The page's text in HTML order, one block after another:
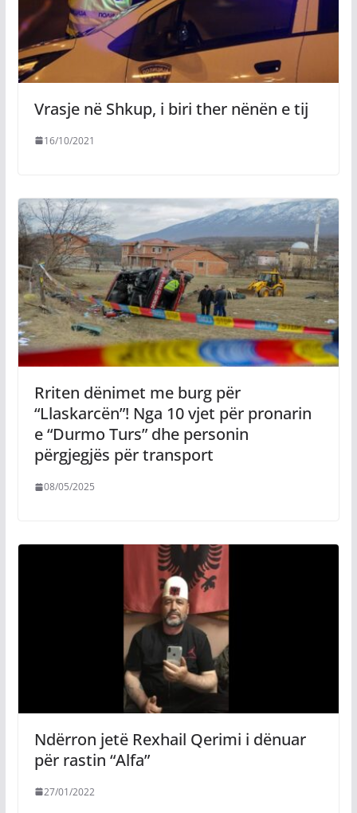
Vrasje në Shkup, i biri ther nënën e tij
16/10/2021
Rriten dënimet me burg për
“Llaskarcën”! Nga 10 vjet për pronarin
e “Durmo Turs” dhe personin
përgjegjës për transport
08/05/2025
Ndërron jetë Rexhail Qerimi i dënuar
për rastin “Alfa”
27/01/2022